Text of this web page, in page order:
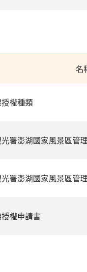
名
權種類
署澎湖國家風景區管
署澎湖國家風景區管
權申請書